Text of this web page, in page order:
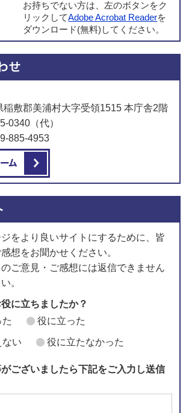
お持ちでない方は、左のボタンをク
リックしてAdobe Acrobat Readerを
ダウンロード(無料)してください。
稲敷郡美浦村大字受領1515 本庁舎2階
0340（代）
885-4953
をより良いサイトにするために、皆
想をお聞かせください。
ご意見・ご感想には返信できません
。
に立ちましたか？
役に立った
ない 役に立たなかった
ございましたら下記をご入力し送信